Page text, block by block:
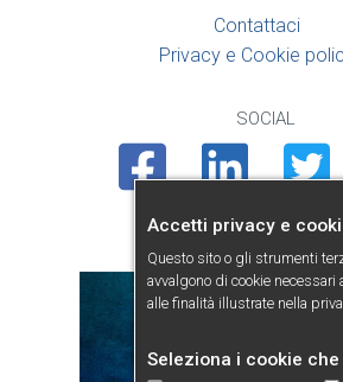
Contattaci
Privacy e Cookie
SOCIAL
FacebookLinkedin
PRESENTAZIONE
Accetti privacy e
Questo sito o gli strumenti
avvalgono di cookie
alle finalità illustrate nella
Seleziona i cookie